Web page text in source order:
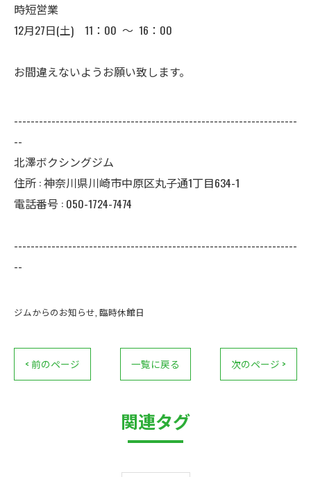
時短営業
12月27日(土) 11：00 ～ 16：00
お間違えないようお願い致します。
--------------------------------------------------------------------
--
北澤ボクシングジム
住所 : 神奈川県川崎市中原区丸子通1丁目634-1
電話番号 : 050-1724-7474
--------------------------------------------------------------------
--
ジムからのお知らせ 臨時休館日
< 前のページ 一覧に戻る 次のページ >
関連タグ